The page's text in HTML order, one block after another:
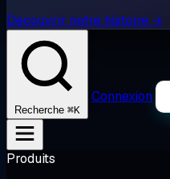
Découvrir notre histoire →
Recherche ⌘K
Connexion
Produits